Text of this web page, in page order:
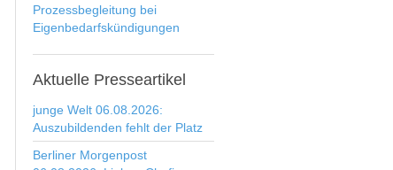
Prozessbegleitung bei
Eigenbedarfskündigungen
Aktuelle Presseartikel
junge Welt 06.08.2026:
Auszubildenden fehlt der Platz
Berliner Morgenpost